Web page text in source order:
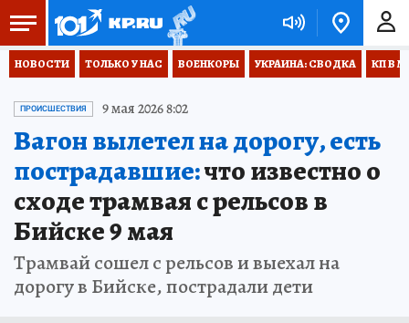
НОВОСТИ ТОЛЬКО У НАС ВОЕНКОРЫ УКРАИНА: СВОДКА КП В
ПРОИСШЕСТВИЯ 9 мая 2026 8:02
Вагон вылетел на дорогу, есть
пострадавшие:что известно о
сходе трамвая с рельсов в
Бийске 9 мая
Трамвай сошел с рельсов и выехал на
дорогу в Бийске, пострадали дети